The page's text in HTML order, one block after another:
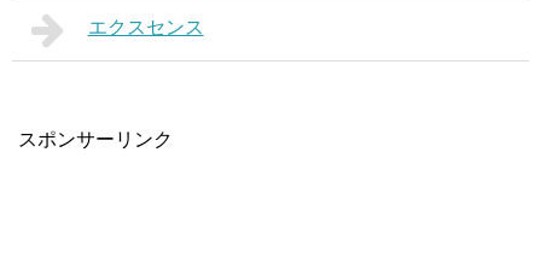
エクスセンス
スポンサーリンク